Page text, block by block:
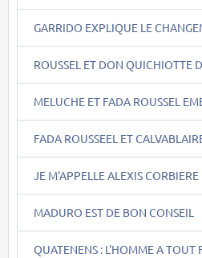
GARRIDO EXPLIQUE LE
ROUSSEL ET DON QUICHIOTTE
MELUCHE ET FADA ROUSSEL
FADA ROUSSEEL ET
JE M'APPELLE ALEXIS CORBIERE
MADURO EST DE BON CONSEIL
QUATENENS : L'HOMME A TOUT